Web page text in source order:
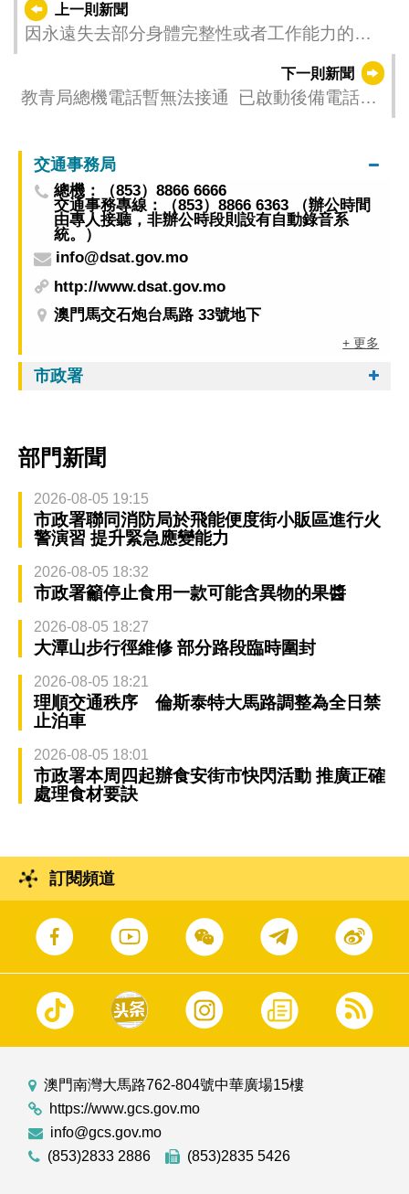
上一則新聞
因永遠失去部分身體完整性或者工作能力的損
下一則新聞
教青局總機電話暫無法接通 已啟動後備電話運
交通事務局
總機：（853）8866 6666
交通事務專線：（853）8866 6363 （辦公時間
由專人接聽，非辦公時段則設有自動錄音系
統。）
info@dsat.gov.mo
http://www.dsat.gov.mo
澳門馬交石炮台馬路 33號地下
+ 更多
市政署
部門新聞
2026-08-05 19:15
市政署聯同消防局於飛能便度街小販區進行火
警演習 提升緊急應變能力
2026-08-05 18:32
市政署籲停止食用一款可能含異物的果醬
2026-08-05 18:27
大潭山步行徑維修 部分路段臨時圍封
2026-08-05 18:21
理順交通秩序 倫斯泰特大馬路調整為全日禁
止泊車
2026-08-05 18:01
市政署本周四起辦食安街市快閃活動 推廣正確
處理食材要訣
訂閱頻道
澳門南灣大馬路762-804號中華廣場15樓
https://www.gcs.gov.mo
info@gcs.gov.mo
(853)2833 2886
(853)2835 5426